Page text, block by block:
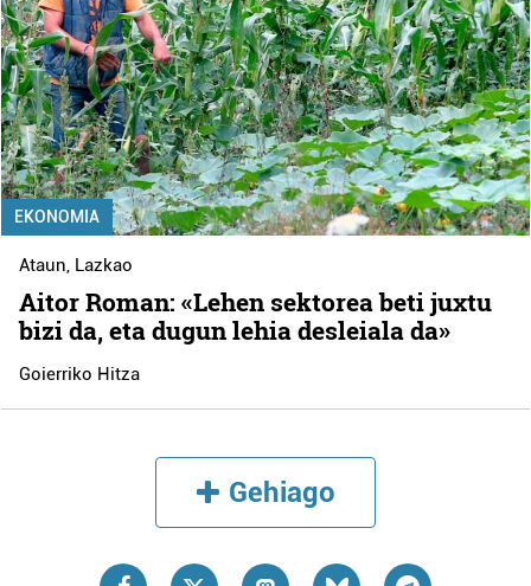
EKONOMIA
Ataun Lazkao
Aitor Roman: «Lehen sektorea beti juxtu
bizi da, eta dugun lehia desleiala da»
Goierriko Hitza
Gehiago